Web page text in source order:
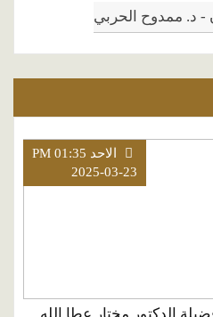
- د. ممدوح الحربي
الاحد PM 01:35
2025-03-23